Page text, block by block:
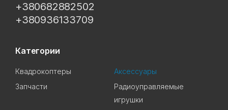
+380682882502
+380936133709
Категории
Квадрокоптеры
Аксессуары
Запчасти
Радиоуправляемые
игрушки